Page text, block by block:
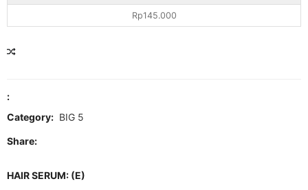
Rp145.000
:
Category: BIG 5
Share:
HAIR SERUM: (E)